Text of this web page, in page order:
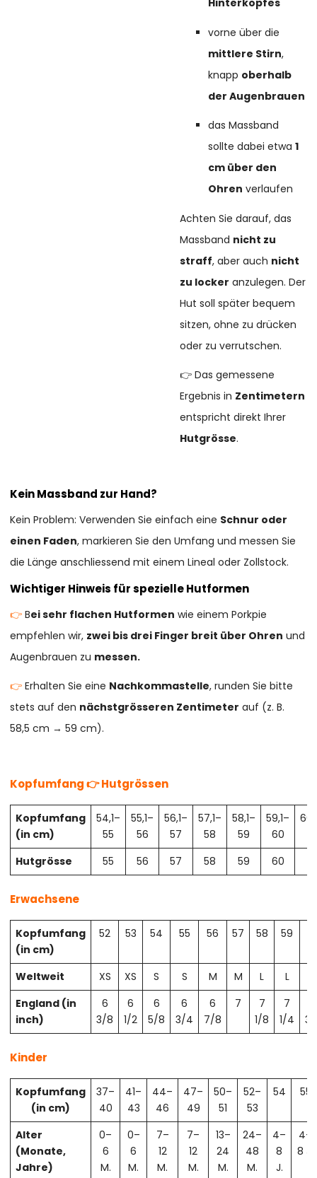
Hinterkopfes
vorne über die
mittlere Stirn,
knapp oberhalb
der Augenbrauen
das Massband
sollte dabei etwa1
cm über den
Ohren verlaufen
Achten Sie darauf, das
Massband nicht zu
straff, aber auch nicht
zu locker anzulegen. Der
Hut soll später bequem
sitzen, ohne zu drücken
oder zu verrutschen.
👉 Das gemessene
Ergebnis in Zentimetern
entspricht direkt Ihrer
Hutgrösse.
Kein Massband zur Hand?
Kein Problem: Verwenden Sie einfach eine Schnur oder
einen Faden, markieren Sie den Umfang und messen Sie
die Länge anschliessend mit einem Lineal oder Zollstock.
Wichtiger Hinweis für spezielle Hutformen
👉Bei sehr flachen Hutformen wie einem Porkpie
empfehlen wir, zwei bis drei Finger breit über Ohren und
Augenbrauen zu messen.
👉Erhalten Sie eine Nachkommastelle, runden Sie bitte
stets auf den nächstgrösseren Zentimeter auf (z. B.
58,5 cm → 59 cm).
Kopfumfang 👉 Hutgrössen
Kopfumfang
(in cm)
54,1–
55
55,1–
56
56,1–
57
57,1–
58
58,1–
59
59,1–
60
Hutgrösse
55 56 57 58 59 60
Erwachsene
Kopfumfang
(in cm)
52 53 54 55 56 57 58 59
Weltweit XS XS S S M M L L
England (in
inch)
6
3/8
6
1/2
6
5/8
6
3/4
6
7/8
7
7
1/8
7
1/4
Kinder
Kopfumfang
(in cm)
37–
40
41–
43
44–
46
47–
49
50–
51
52–
53
54 55
Alter
(Monate,
Jahre)
0–
6
M.
0–
6
M.
7–
12
M.
7–
12
M.
13–
24
M.
24–
48
M.
4–
8
J.
4–
8 J.